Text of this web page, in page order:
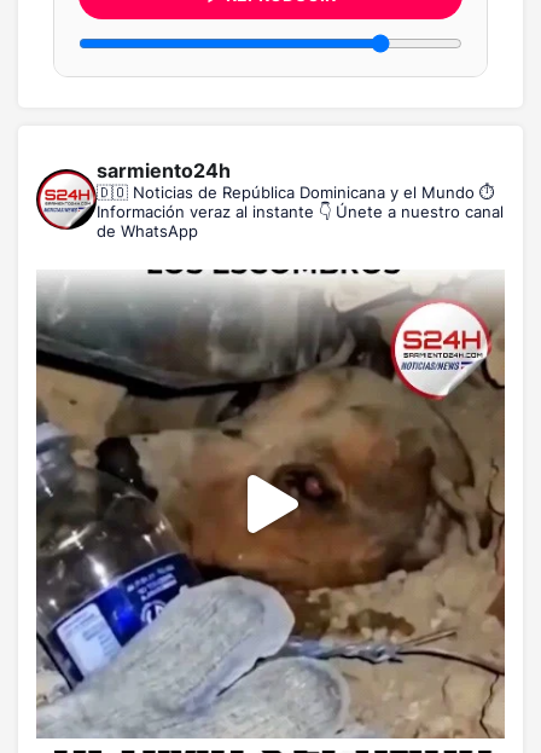
sarmiento24h
🇩🇴 Noticias de República Dominicana y el Mundo ⏱️
Información veraz al instante 👇 Únete a nuestro canal
de WhatsApp